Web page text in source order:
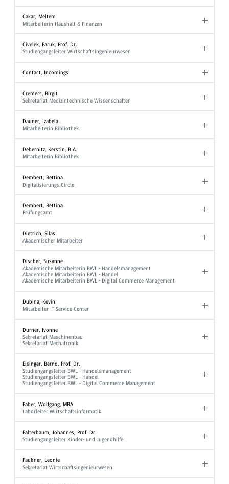
Cakar, Meltem
Mitarbeiterin Haushalt & Finanzen
Civelek, Faruk, Prof. Dr.
Studiengangsleiter Wirtschaftsingenieurwesen
Contact, Incomings
Cremers, Birgit
Sekretariat Medizintechnische Wissenschaften
Dauner, Izabela
Mitarbeiterin Bibliothek
Debernitz, Kerstin, B.A.
Mitarbeiterin Bibliothek
Dembert, Bettina
Digitalisierungs-Circle
Dembert, Bettina
Prüfungsamt
Dietrich, Silas
Akademischer Mitarbeiter
Discher, Susanne
Akademische Mitarbeiterin BWL - Handelsmanagement
Akademische Mitarbeiterin BWL - Handel
Akademische Mitarbeiterin BWL - Digital Commerce Management
Dubina, Kevin
Mitarbeiter IT Service-Center
Durner, Ivonne
Sekretariat Maschinenbau
Sekretariat Mechatronik
Eisinger, Bernd, Prof. Dr.
Studiengangsleiter BWL - Handelsmanagement
Studiengangsleiter BWL - Handel
Studiengangsleiter BWL - Digital Commerce Management
Faber, Wolfgang, MBA
Laborleiter Wirtschaftsinformatik
Falterbaum, Johannes, Prof. Dr.
Studiengangsleiter Kinder- und Jugendhilfe
Faußner, Leonie
Sekretariat Wirtschaftsingenieurwesen